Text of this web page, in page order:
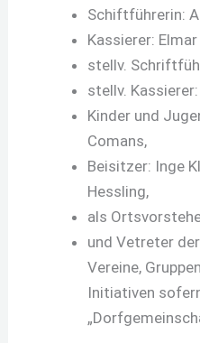
Schiftführerin:
Kassierer:
stellv.
stellv.
Kinder und
Comans,
Beisitzer: Inge
Hessling,
als
und Vetreter
Vereine,
Initiativen